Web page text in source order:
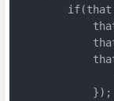
            });